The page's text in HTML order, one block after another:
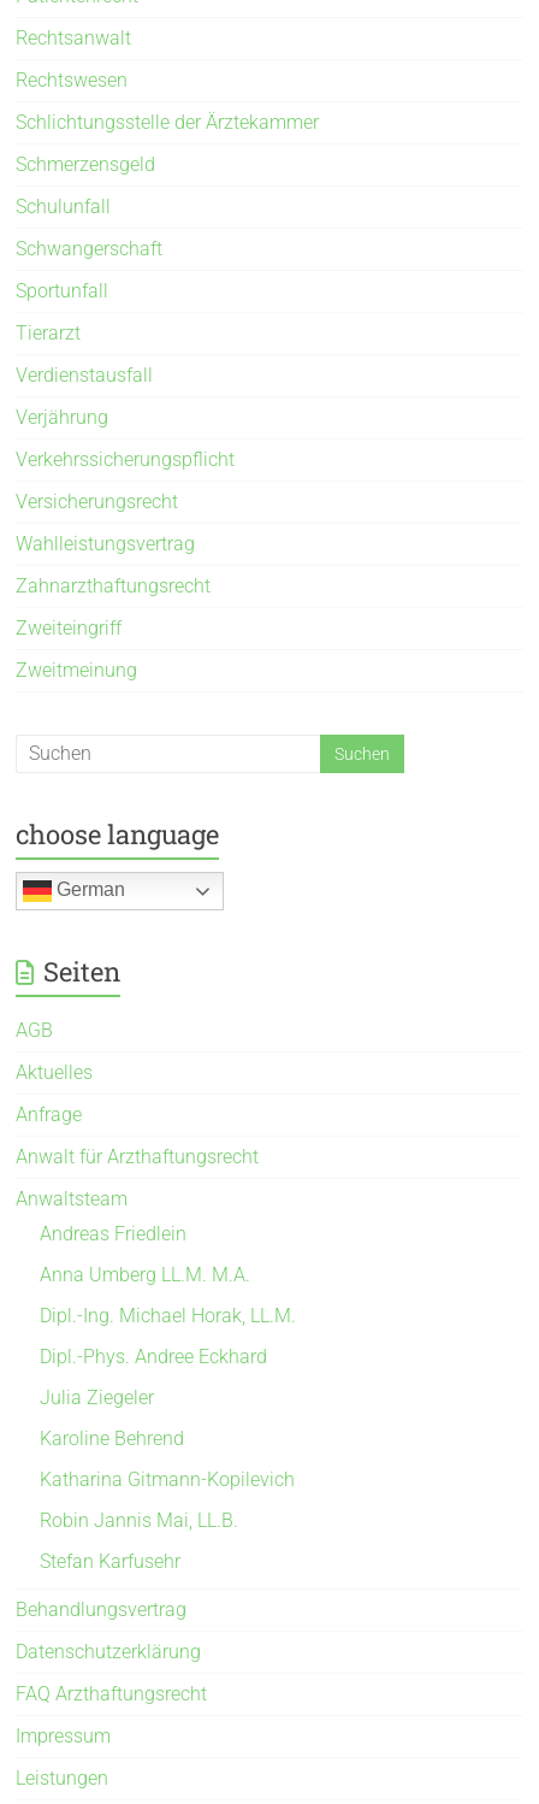
Rechtsanwalt
Rechtswesen
Schlichtungsstelle der Ärztekammer
Schmerzensgeld
Schulunfall
Schwangerschaft
Sportunfall
Tierarzt
Verdienstausfall
Verjährung
Verkehrssicherungspflicht
Versicherungsrecht
Wahlleistungsvertrag
Zahnarzthaftungsrecht
Zweiteingriff
Zweitmeinung
choose language
German
Seiten
AGB
Aktuelles
Anfrage
Anwalt für Arzthaftungsrecht
Anwaltsteam
Andreas Friedlein
Anna Umberg LL.M. M.A.
Dipl.-Ing. Michael Horak, LL.M.
Dipl.-Phys. Andree Eckhard
Julia Ziegeler
Karoline Behrend
Katharina Gitmann-Kopilevich
Robin Jannis Mai, LL.B.
Stefan Karfusehr
Behandlungsvertrag
Datenschutzerklärung
FAQ Arzthaftungsrecht
Impressum
Leistungen